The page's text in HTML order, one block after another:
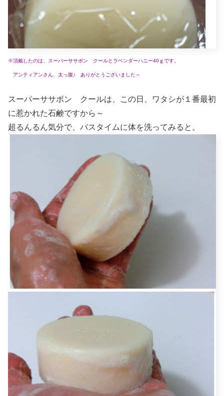
※頂戴したのは、スーパーササボン クールとラベンダーハニー40ｇです。
アンティアンさん、太っ腹♪ ありがとうございました～
スーパーササボン クールは、この日、ワタシが１番最初
に惹かれた石鹸ですから～
超るんるん気分で、バスタイムに体を洗ってみると。